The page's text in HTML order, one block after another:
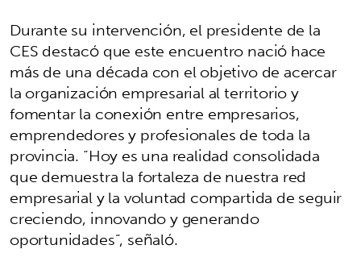
Durante su intervención, el presidente de la
CES destacó que este encuentro nació hace
más de una década con el objetivo de acercar
la organización empresarial al territorio y
fomentar la conexión entre empresarios,
emprendedores y profesionales de toda la
provincia. “Hoy es una realidad consolidada
que demuestra la fortaleza de nuestra red
empresarial y la voluntad compartida de seguir
creciendo, innovando y generando
oportunidades”, señaló.